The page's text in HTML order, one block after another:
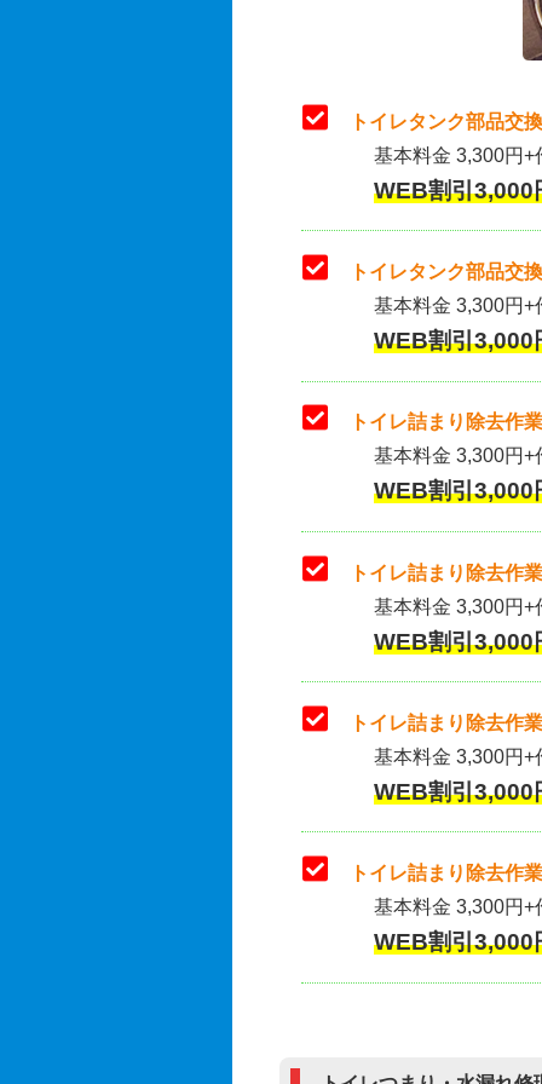
トイレタンク部品交
基本料金 3,300円
WEB割引
トイレタンク部品交
基本料金 3,300円+
WEB割引
トイレ詰まり除去作
基本料金 3,300円+
WEB割引
トイレ詰まり除去作
基本料金 3,300円+
WEB割引
トイレ詰まり除去
基本料金 3,300円+
WEB割引
トイレ詰まり除去作
基本料金 3,300円+
WEB割引